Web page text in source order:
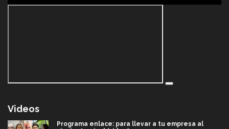
Videos
Programa enlace: para llevar a tu empresa al